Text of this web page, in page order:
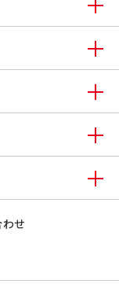
せ